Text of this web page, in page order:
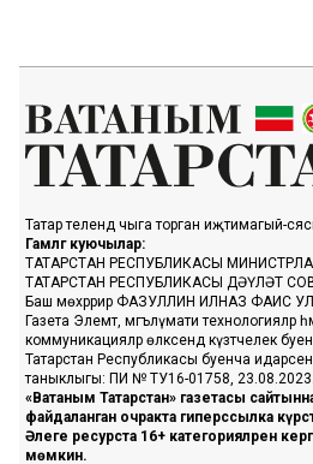
Татар телендә чыга торган иҗтимагый-
Гамәлгә куючылар:
ТАТАРСТАН РЕСПУБЛИКАСЫ
ТАТАРСТАН РЕСПУБЛИКАСЫ ДӘҮЛӘТ
Баш мөхәррир ФАЗУЛЛИН ИЛНАЗ ФАИС
Газета Элемтә, мәгълүмати технологияләр
коммуникацияләр өлкәсендә күзәтчелек
Татарстан Республикасы буенча идарәсендә
таныклыгы: ПИ № ТУ16-01758, 23.08.2023.
«Ватаным Татарстан» газетасы
файдаланган очракта гиперссылка
Әлеге ресурста 16+ категорияләренә
мөмкин.